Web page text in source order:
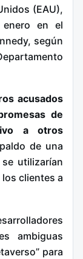
(EAU),
en el
según
acusados
de
a otros
de una
utilizarían
clientes a
ambiguas
para